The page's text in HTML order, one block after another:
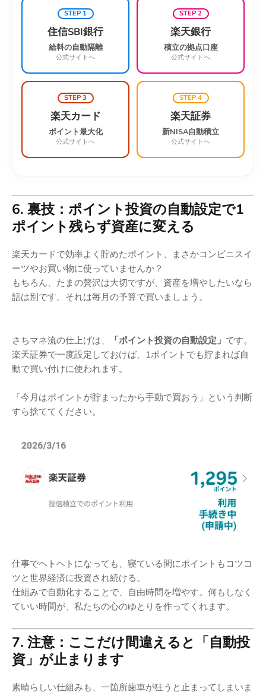
STEP 1
住信SBI銀行
給料の自動隔離
公式サイトへ
STEP 2
楽天銀行
積立の拠点口座
公式サイトへ
STEP 3
楽天カード
ポイント最大化
公式サイトへ
STEP 4
楽天証券
新NISA自動積立
公式サイトへ
6. 裏技：ポイント投資の自動設定で1
ポイント残らず資産に変える
楽天カードで効率よく貯めたポイント、まさかコンビニスイ
ーツやお買い物に使っていませんか？
もちろん、たまの贅沢は大切ですが、資産を増やしたいなら
話は別です。それは毎月の予算で買いましょう。
さちマネ流の仕上げは、 「ポイント投資の自動設定」 です。
楽天証券で一度設定しておけば、1ポイントでも貯まれば自
動で買い付けに使われます。
「今月はポイントが貯まったから手動で買おう」という判断
すら捨ててください。
仕事でヘトヘトになっても、寝ている間にポイントもコツコ
ツと世界経済に投資され続ける。
仕組みで自動化することで、自由時間を増やす。何もしなく
ていい時間が、私たちの心のゆとりを作ってくれます。
7. 注意：ここだけ間違えると「自動投
資」が止まります
素晴らしい仕組みも、一箇所歯車が狂うと止まってしまいま